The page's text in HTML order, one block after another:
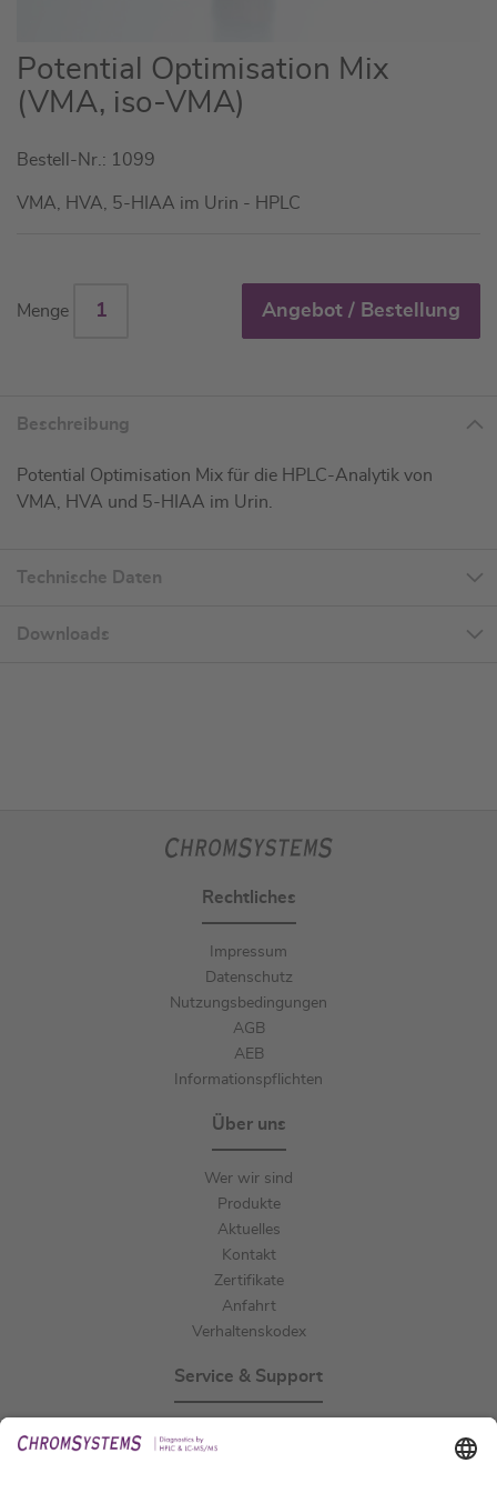
Zum
Anfang
der
springen
Potential Optimisation Mix
(VMA, iso-VMA)
Bestell-Nr.: 1099
VMA, HVA, 5-HIAA im Urin - HPLC
Menge Angebot / Bestellung
Beschreibung
Potential Optimisation Mix für die HPLC-Analytik von
VMA, HVA und 5-HIAA im Urin.
Technische Daten
Downloads
Rechtliches
Impressum
Datenschutz
Nutzungsbedingungen
AGB
AEB
Informationspflichten
Über uns
Wer wir sind
Produkte
Aktuelles
Kontakt
Zertifikate
Anfahrt
Verhaltenskodex
Service & Support